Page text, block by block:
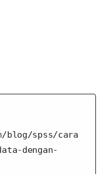
blog/spss/cara
dengan-